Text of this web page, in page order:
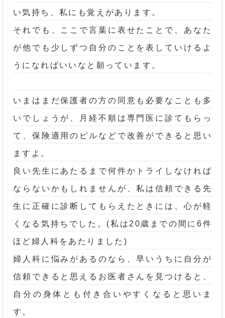
い気持ち、私にも覚えがあります。
それでも、ここで言葉に表せたことで、あなた
が他でも少しずつ自分のことを表していけるよ
うになればいいなと願っています。
いまはまだ保護者の方の同意も必要なことも多
いでしょうが、月経不順は専門医に診てもらっ
て、保険適用のピルなどで改善ができると思い
ますよ。
良い先生にあたるまで何件かトライしなければ
ならないかもしれませんが、私は信頼できる先
生に正確に診断してもらえたときには、心が軽
くなる気持ちでした。(私は20歳までの間に6件
ほど婦人科をあたりました)
婦人科に悩みがあるのなら、早いうちに自分が
信頼できると思えるお医者さんを見つけると、
自分の身体とも付き合いやすくなると思いま
す。